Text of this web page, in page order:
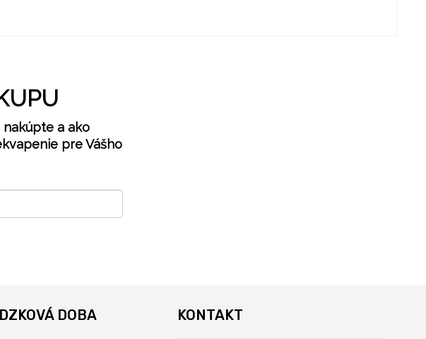
a ako
pre Vášho
DOBA KONTAKT